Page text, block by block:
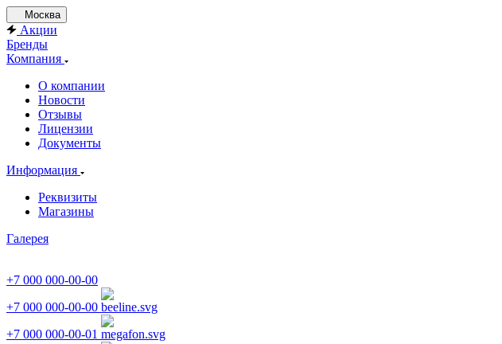
Москва
Акции
Бренды
Компания
О компании
Новости
Отзывы
Лицензии
Документы
Информация
Реквизиты
Магазины
Галерея
+7 000 000-00-00
+7 000 000-00-00
+7 000 000-00-01